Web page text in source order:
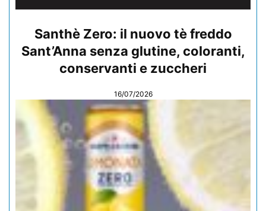
Santhè Zero: il nuovo tè freddo
Sant’Anna senza glutine, coloranti,
conservanti e zuccheri
16/07/2026